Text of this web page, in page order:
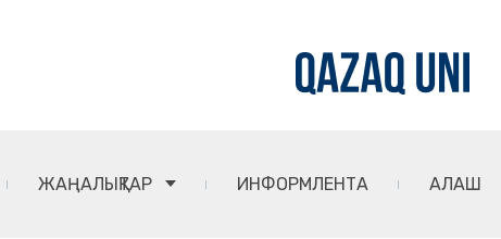
ЖАҢАЛЫҚТАР ИНФОРМЛЕНТА АЛАШ